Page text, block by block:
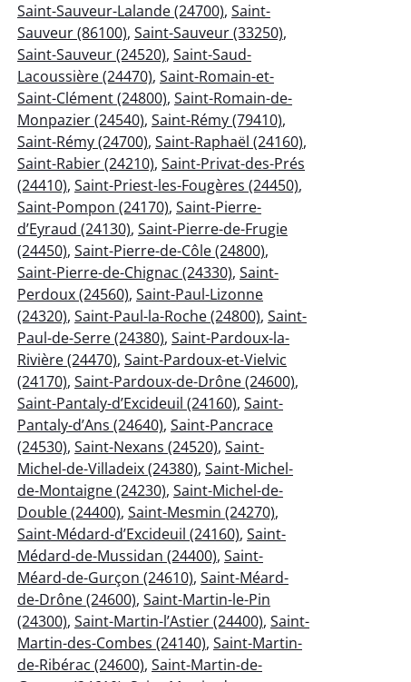
Saint-Sauveur-Lalande (24700), Saint-
Sauveur (86100), Saint-Sauveur (33250),
Saint-Sauveur (24520), Saint-Saud-
Lacoussière (24470), Saint-Romain-et-
Saint-Clément (24800), Saint-Romain-de-
Monpazier (24540), Saint-Rémy (79410),
Saint-Rémy (24700), Saint-Raphaël (24160),
Saint-Rabier (24210), Saint-Privat-des-Prés
(24410), Saint-Priest-les-Fougères (24450),
Saint-Pompon (24170), Saint-Pierre-
d’Eyraud (24130), Saint-Pierre-de-Frugie
(24450), Saint-Pierre-de-Côle (24800),
Saint-Pierre-de-Chignac (24330), Saint-
Perdoux (24560), Saint-Paul-Lizonne
(24320), Saint-Paul-la-Roche (24800), Saint-
Paul-de-Serre (24380), Saint-Pardoux-la-
Rivière (24470), Saint-Pardoux-et-Vielvic
(24170), Saint-Pardoux-de-Drône (24600),
Saint-Pantaly-d’Excideuil (24160), Saint-
Pantaly-d’Ans (24640), Saint-Pancrace
(24530), Saint-Nexans (24520), Saint-
Michel-de-Villadeix (24380), Saint-Michel-
de-Montaigne (24230), Saint-Michel-de-
Double (24400), Saint-Mesmin (24270),
Saint-Médard-d’Excideuil (24160), Saint-
Médard-de-Mussidan (24400), Saint-
Méard-de-Gurçon (24610), Saint-Méard-
de-Drône (24600), Saint-Martin-le-Pin
(24300), Saint-Martin-l’Astier (24400), Saint-
Martin-des-Combes (24140), Saint-Martin-
de-Ribérac (24600), Saint-Martin-de-